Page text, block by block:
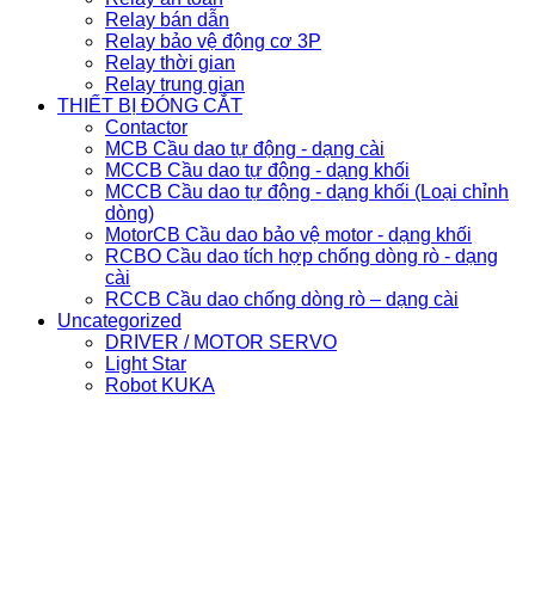
Relay bán dẫn
Relay bảo vệ động cơ 3P
Relay thời gian
Relay trung gian
THIẾT BỊ ĐÓNG CẮT
Contactor
MCB Cầu dao tự động - dạng cài
MCCB Cầu dao tự động - dạng khối
MCCB Cầu dao tự động - dạng khối (Loại chỉnh
dòng)
MotorCB Cầu dao bảo vệ motor - dạng khối
RCBO Cầu dao tích hợp chống dòng rò - dạng
cài
RCCB Cầu dao chống dòng rò – dạng cài
Uncategorized
DRIVER / MOTOR SERVO
Light Star
Robot KUKA